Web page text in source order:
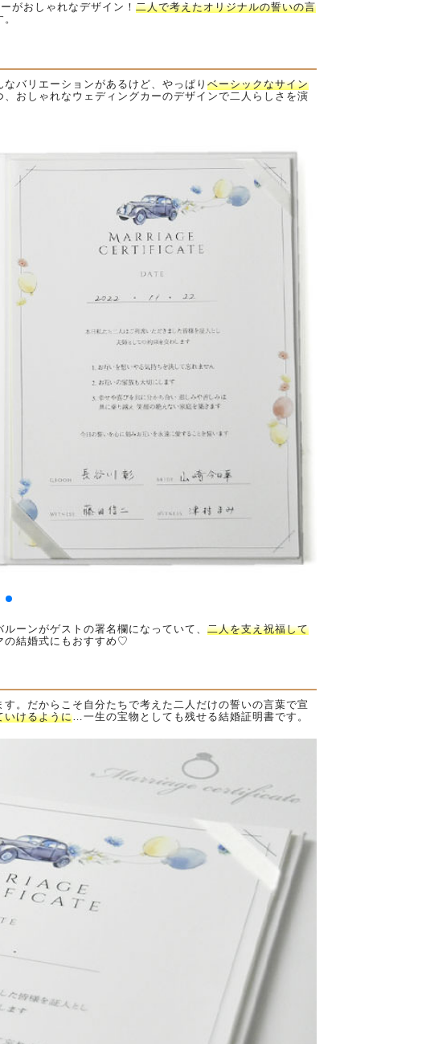
がおしゃれなデザイン！ 二人で考えたオリジナルの誓いの言
バリエーションがあるけど、やっぱり ベーシックなサイン
おしゃれなウェディングカーのデザインで二人らしさを演
ーンがゲストの署名欄になっていて、 二人を支え祝福して
の結婚式にもおすすめ♡
。だからこそ自分たちで考えた二人だけの誓いの言葉で宣
いけるように…一生の宝物としても残せる結婚証明書です。